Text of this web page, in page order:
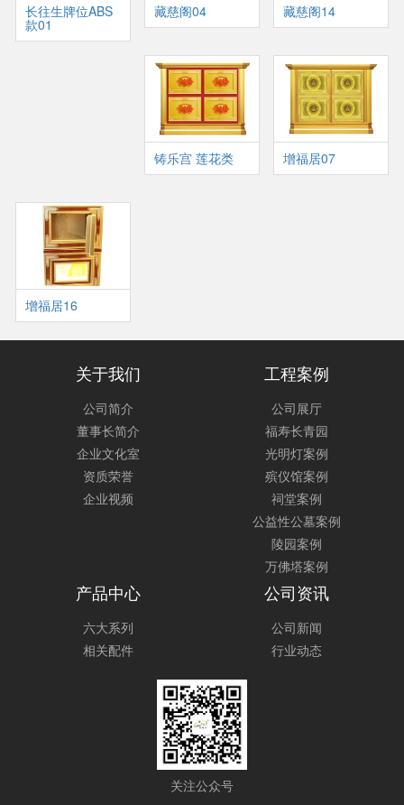
长往生牌位ABS
款01
藏慈阁04 藏慈阁14
铸乐宫 莲花类 增福居07
增福居16
关于我们
公司简介
董事长简介
企业文化室
资质荣誉
企业视频
工程案例
公司展厅
福寿长青园
光明灯案例
殡仪馆案例
祠堂案例
公益性公墓案例
陵园案例
万佛塔案例
产品中心
六大系列
相关配件
公司资讯
公司新闻
行业动态
关注公众号